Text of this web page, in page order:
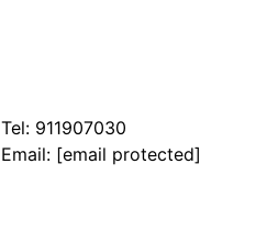
Tel: 911907030
Email: [email protected]